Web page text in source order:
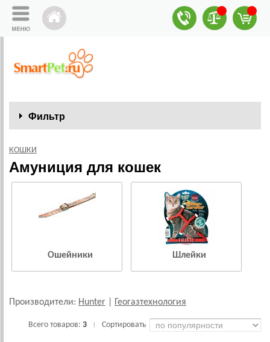
Фильтр
КОШКИ
Амуниция для кошек
Ошейники Шлейки
Производители: Hunter Геогазтехнология
Всего товаров: 3 Сортировать